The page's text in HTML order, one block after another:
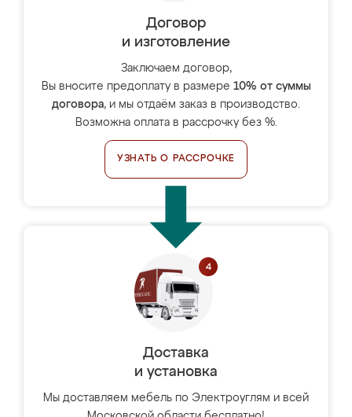
Договор
и изготовление
Заключаем договор,
Вы вносите предоплату в размере 10% от суммы
договора, и мы отдаём заказ в производство.
Возможна оплата в рассрочку без %.
УЗНАТЬ О РАССРОЧКЕ
Доставка
и установка
Мы доставляем мебель по Электроуглям и всей